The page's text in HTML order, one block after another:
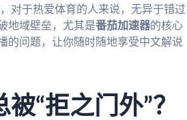
对于热爱体育的人来说，无异于错过
地域壁垒，尤其是番茄加速器的核心
的问题，让你随时随地享受中文解说
“拒之门外”？